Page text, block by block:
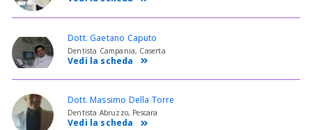
Dott. Gaetano Caputo
Dentista Campania, Caserta
Vedi la scheda
Dott. Massimo Della Torre
Dentista Abruzzo, Pescara
Vedi la scheda